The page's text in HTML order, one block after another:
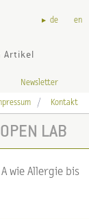
Artikel
de en
Newsletter
Kontakt
LAB
wie Allergie bis